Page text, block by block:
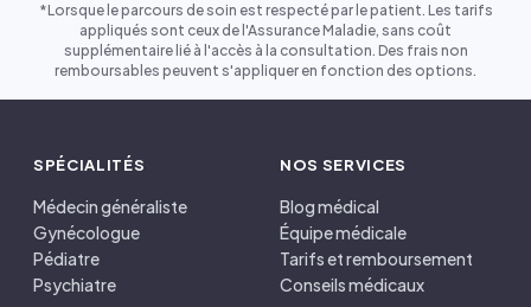
*Lorsque le parcours de soin est respecté par le patient. Les tarifs
appliqués sont ceux de l'Assurance Maladie, sans coût
supplémentaire lié à l'accès à la consultation. Des frais non
remboursables peuvent s'appliquer en fonction des options.
SPÉCIALITÉS
Médecin généraliste
Gynécologue
Pédiatre
Psychiatre
NOS SERVICES
Blog médical
Équipe médicale
Tarifs et remboursement
Conseils médicaux